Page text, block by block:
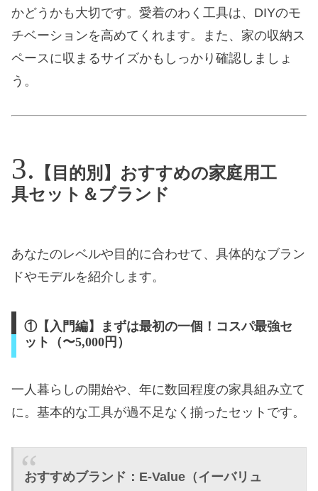
かどうかも大切です。愛着のわく工具は、DIYのモ
チベーションを高めてくれます。また、家の収納ス
ペースに収まるサイズかもしっかり確認しましょ
う。
【目的別】おすすめの家庭用工
具セット＆ブランド
あなたのレベルや目的に合わせて、具体的なブラン
ドやモデルを紹介します。
①【入門編】まずは最初の一個！コスパ最強セ
ット（〜5,000円）
一人暮らしの開始や、年に数回程度の家具組み立て
に。基本的な工具が過不足なく揃ったセットです。
おすすめブランド：E-Value（イーバリュ